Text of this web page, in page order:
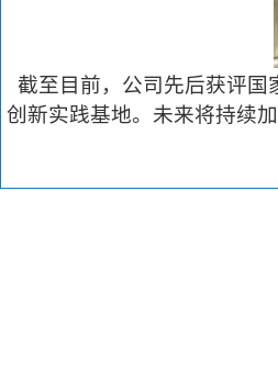
截至目前，公司先后获评
创新实践基地。未来将持续